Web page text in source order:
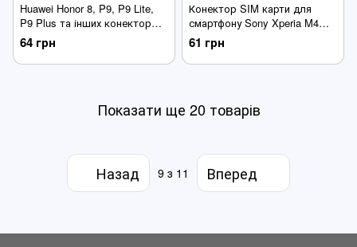
Huawei Honor 8, P9, P9 Lite,
P9 Plus та інших конектор
зарядки USB тип-C
64 грн
Конектор SIM карти для
смартфону Sony Xperia M4
Aqua E2312 Е230хх
61 грн
Показати ще 20 товарів
Назад 9 з 11 Вперед